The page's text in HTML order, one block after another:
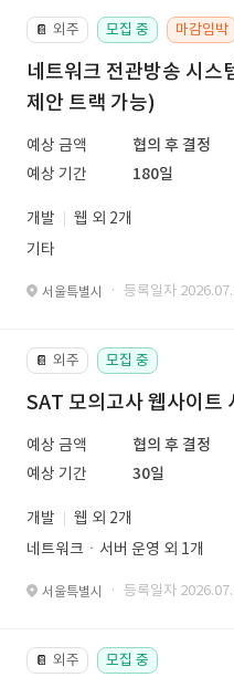
📔 외주 모집 중 마감임박
네트워크 전관방송 시스
제안 트랙 가능)
예상 금액
협의 후 결정
예상 기간
180일
개발
웹 외 2개
기타
서울특별시 · 등록일자
📔 외주 모집 중
SAT 모의고사 웹사이트
예상 금액
협의 후 결정
예상 기간
30일
개발
웹 외 2개
네트워크ㆍ서버 운영 외 1개
서울특별시 · 등록일자
📔 외주 모집 중